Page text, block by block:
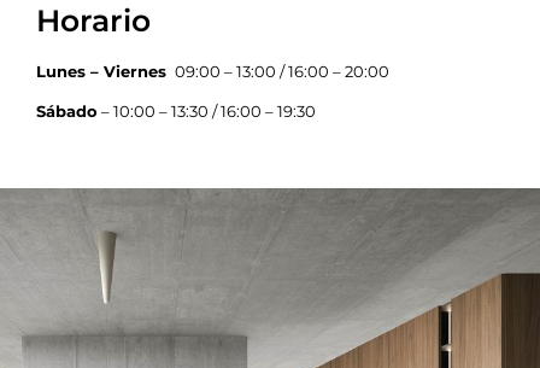
Horario
Lunes – Viernes 09:00 – 13:00 / 16:00 – 20:00
Sábado – 10:00 – 13:30 / 16:00 – 19:30